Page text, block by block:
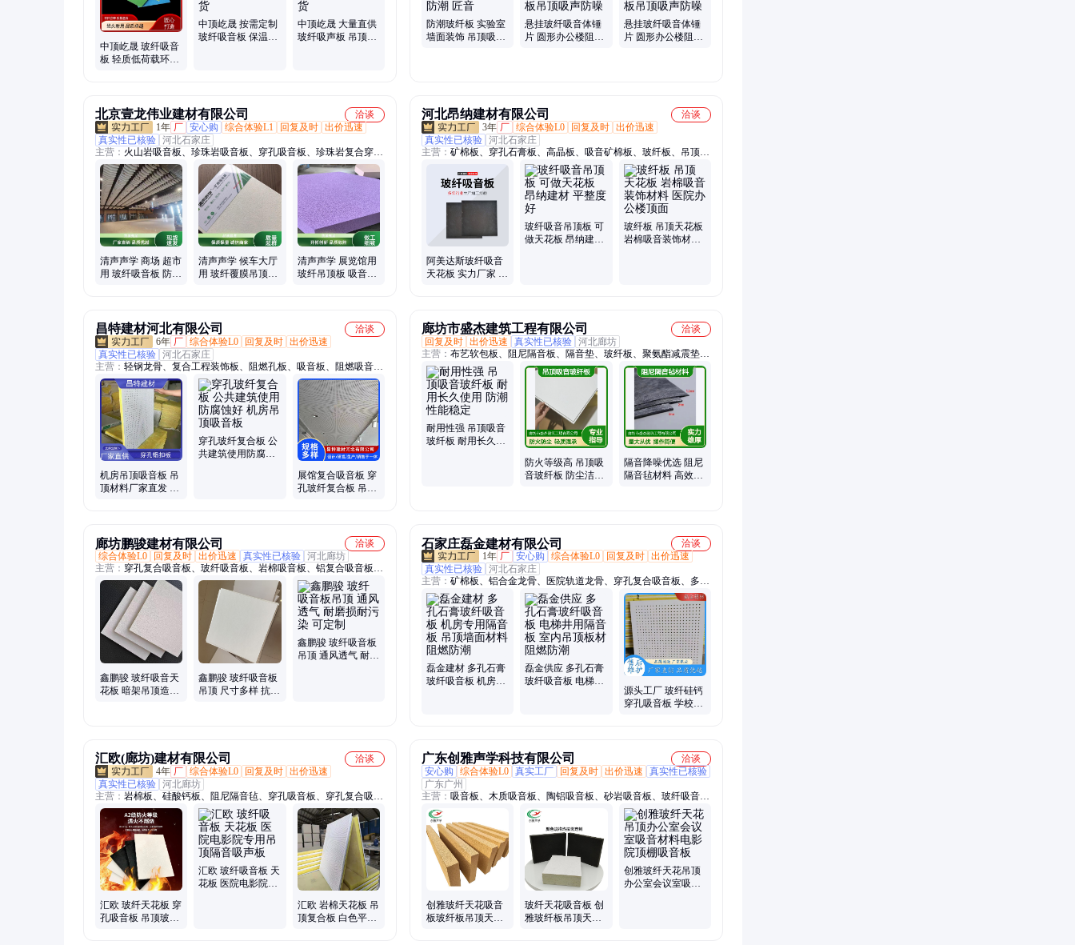
中顶屹晟 玻纤吸音
板 轻质低荷载环保
中顶屹晟 按需定制
玻纤吸音板 保温隔
中顶屹晟 大量直供
玻纤吸声板 吊顶吸
吊、艺术硬包、影视墙软包、空间吸声体、墙面软包、彩色毛毡板、
体育馆防撞墙体、软包
防潮玻纤板 实验室
墙面装饰 吊顶吸音
悬挂玻纤吸音体锤
片 圆形办公楼阻燃
悬挂玻纤吸音体锤
片 圆形办公楼阻燃
北京壹龙伟业建材有限公司
洽谈
1年 厂 安心购 综合体验L1 回复及时 出价迅速
真实性已核验 河北石家庄
主营： 火山岩吸音板、珍珠岩吸音板、穿孔吸音板、珍珠岩复合穿孔
吸音板、陶铝吸音板、矿棉板、硅酸钙板
清声声学 商场 超市
用 玻纤吸音板 防火
清声声学 候车大厅
用 玻纤覆膜吊顶吸
清声声学 展览馆用
玻纤吊顶板 吸音降
河北昂纳建材有限公司
洽谈
3年 厂 综合体验L0 回复及时 出价迅速
真实性已核验 河北石家庄
主营： 矿棉板、穿孔石膏板、高晶板、吸音矿棉板、玻纤板、吊顶天
花板、石膏板吊顶、吸音板、玻纤吊顶天花板、穿孔吸音板、聚酯纤
维吸音板、防爆板、玻镁板、穿孔矿棉板、泰山牌矿棉板、烤漆龙
骨、喷砂矿棉板、硅酸钙板、铺布抗菌防霉矿棉板、怡星龙牌矿棉
板、长城牌矿棉板、阻尼隔音板、硅晶健康板、阿姆斯壮牌矿棉板、
阿美达斯玻纤吸音
天花板 实力厂家 全
玻纤吸音吊顶板 可
做天花板 昂纳建材
玻纤板 吊顶天花板
岩棉吸音装饰材料
昌特建材河北有限公司
洽谈
6年 厂 综合体验L0 回复及时 出价迅速
真实性已核验 河北石家庄
主营： 轻钢龙骨、复合工程装饰板、阻燃孔板、吸音板、阻燃吸音材
料、穿孔吸音板、穿孔保温吸音板、穿孔吸音铝扣板、穿孔隔音吸音
板、办公室吊顶材料、穿孔吸音板墙、机房穿孔复合吸音板、穿孔吸
声天花板、体育馆棚顶隔音板、阻燃陶铝隔音板、穿孔影院隔音墙、
冲孔石膏板、碳酸钙复合板、保温冲孔板、穿孔预涂石膏板、保温装
饰一体板、墙面用阻燃孔板、硅酸钙冲孔复合板、屋面隔音板材、纤
维状石膏板
机房吊顶吸音板 吊
顶材料厂家直发 穿
穿孔玻纤复合板 公
共建筑使用防腐蚀
展馆复合吸音板 穿
孔玻纤复合板 吊顶
廊坊市盛杰建筑工程有限公司
洽谈
回复及时 出价迅速 真实性已核验 河北廊坊
主营： 布艺软包板、阻尼隔音板、隔音垫、玻纤板、聚氨酯减震垫、
阻尼隔音毡、阻尼隔音板玻纤天花板
耐用性强 吊顶吸音
玻纤板 耐用长久使
防火等级高 吊顶吸
音玻纤板 防尘洁净
隔音降噪优选 阻尼
隔音毡材料 高效减
廊坊鹏骏建材有限公司
洽谈
综合体验L0
回复及时 出价迅速 真实性已核验 河北廊坊
主营： 穿孔复合吸音板、玻纤吸音板、岩棉吸音板、铝复合吸音板、
石膏复合吸音板、布艺软包吸音板、悬挂吸音体、玻纤天花板、岩棉
天花板
鑫鹏骏 玻纤吸音天
花板 暗架吊顶造型
鑫鹏骏 玻纤吸音板
吊顶 尺寸多样 抗老
鑫鹏骏 玻纤吸音板
吊顶 通风透气 耐磨
石家庄磊金建材有限公司
洽谈
1年 厂 安心购 综合体验L0 回复及时 出价迅速
真实性已核验 河北石家庄
主营： 矿棉板、铝合金龙骨、医院轨道龙骨、穿孔复合吸音板、多孔
复合吸音板、复合吸音板、吸音板、硅酸钙板、烤漆龙骨、硅酸钙天
花板、龙骨、铝合金压条、600*600硅酸钙板、600*600穿孔复合板、
铝龙骨、复合板、防潮矿棉板、穿孔复合板、凹槽铝合金龙骨、平面
铝合金龙骨、铝压条
磊金建材 多孔石膏
玻纤吸音板 机房专
磊金供应 多孔石膏
玻纤吸音板 电梯井
源头工厂 玻纤硅钙
穿孔吸音板 学校专
汇欧(廊坊)建材有限公司
洽谈
4年 厂 综合体验L0 回复及时 出价迅速
真实性已核验 河北廊坊
主营： 岩棉板、硅酸钙板、阻尼隔音毡、穿孔吸音板、穿孔复合吸音
板、电梯井吸音板、阻尼隔音板、柔性防火包裹、气凝胶毡、防水背
衬板、硅质聚苯板、玻璃棉管、岩棉管、挤塑板、砂浆岩棉复合板、
电梯井隔音毡、穿孔硅酸钙板、机制岩棉复合板、穿孔铝扣板、防火
岩棉管、纳米二氧化硅气凝胶毡、硅酸铝管
汇欧 玻纤天花板 穿
孔吸音板 吊顶玻纤
汇欧 玻纤吸音板 天
花板 医院电影院专
汇欧 岩棉天花板 吊
顶复合板 白色平面
广东创雅声学科技有限公司
洽谈
安心购
综合体验L0 真实工厂 回复及时 出价迅速
真实性已核验
广东广州
主营： 吸音板、木质吸音板、陶铝吸音板、砂岩吸音板、玻纤吸音
板、软包吸音板、格栅吸音板、隔音板、玻纤天花、空间吸声体
创雅玻纤天花吸音
板玻纤板吊顶天花
玻纤天花吸音板 创
雅玻纤板吊顶天花
创雅玻纤天花吊顶
办公室会议室吸音